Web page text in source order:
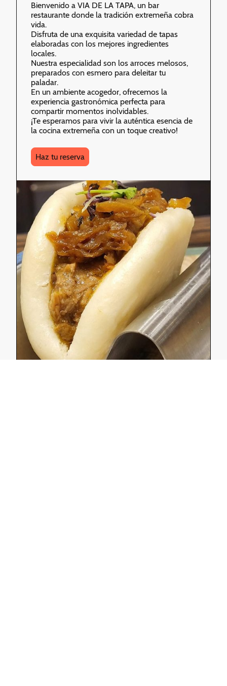
Bienvenido a VIA DE LA TAPA, un bar
restaurante donde la tradición extremeña cobra
vida.
Disfruta de una exquisita variedad de tapas
elaboradas con los mejores ingredientes
locales.
Nuestra especialidad son los arroces melosos,
preparados con esmero para deleitar tu
paladar.
En un ambiente acogedor, ofrecemos la
experiencia gastronómica perfecta para
compartir momentos inolvidables.
¡Te esperamos para vivir la auténtica esencia de
la cocina extremeña con un toque creativo!
Haz tu reserva